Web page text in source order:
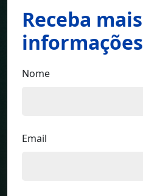
Receba mais
informações
Nome
Email